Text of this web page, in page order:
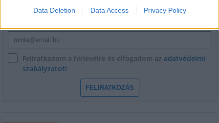
Data Deletion Data Access Privacy Policy
Feliratkozom a hírlevélre és elfogadom az adatvédelmi
szabályzatot!
FELIRATKOZÁS